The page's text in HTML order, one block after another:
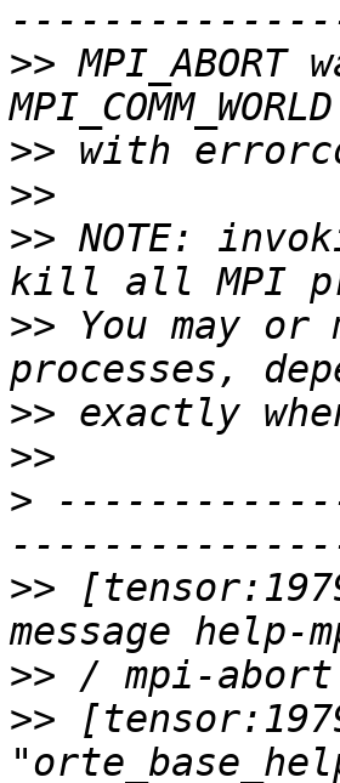
>>
>>
>>
>> NOTE:
>> You may
>>
>>
>
>>
>>
>>